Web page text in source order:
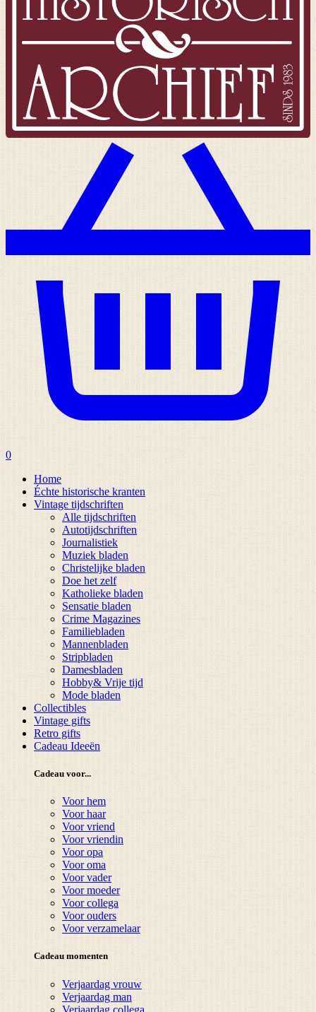
0
Home
Échte historische kranten
Vintage tijdschriften
Alle tijdschriften
Autotijdschriften
Journalistiek
Muziek bladen
Christelijke bladen
Doe het zelf
Katholieke bladen
Sensatie bladen
Crime Magazines
Familiebladen
Mannenbladen
Stripbladen
Damesbladen
Hobby& Vrije tijd
Mode bladen
Collectibles
Vintage gifts
Retro gifts
Cadeau Ideeën
Cadeau voor...
Voor hem
Voor haar
Voor vriend
Voor vriendin
Voor opa
Voor oma
Voor vader
Voor moeder
Voor collega
Voor ouders
Voor verzamelaar
Cadeau momenten
Verjaardag vrouw
Verjaardag man
Verjaardag collega